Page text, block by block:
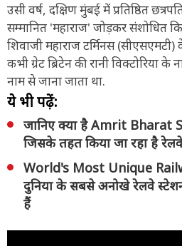
उसी वर्ष, दक्षिण मुंबई में प्रतिष्ठित
सम्मानित 'महाराज' जोड़कर संशोधित
शिवाजी महाराज टर्मिनस
कभी ग्रेट ब्रिटेन की रानी विक्टोरिया के
नाम से जाना जाता था.
ये भी पढ़ें:
जानिए क्या है Amrit Bharat
जिसके तहत किया जा रहा है रेलवे
World's Most Unique
दुनिया के सबसे अनोखे रेलवे
हैं